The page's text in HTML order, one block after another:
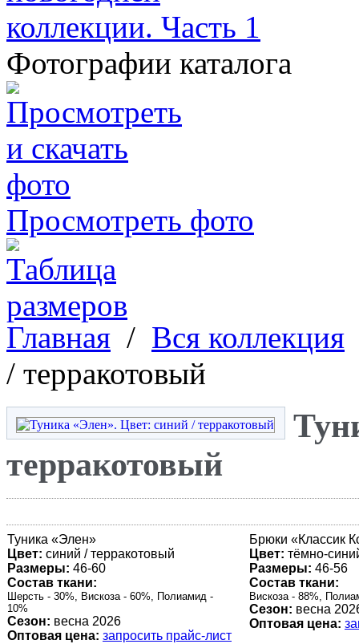
Фотографии каталога
Просмотреть фото
Главная / Вся коллекция
/ терракотовый
терракотовый
Туника «Элен»
Цвет: синий / терракотовый
Размеры: 46-60
Состав ткани:
Шерсть - 30%, Вискоза - 60%, Полиамид -
10%
Сезон: весна 2026
Оптовая цена: запросить прайс-лист
Брюки «Классик
Цвет: тёмно-
Размеры: 46-56
Состав ткани:
Вискоза - 88%,
Сезон: весна
Оптовая цена: